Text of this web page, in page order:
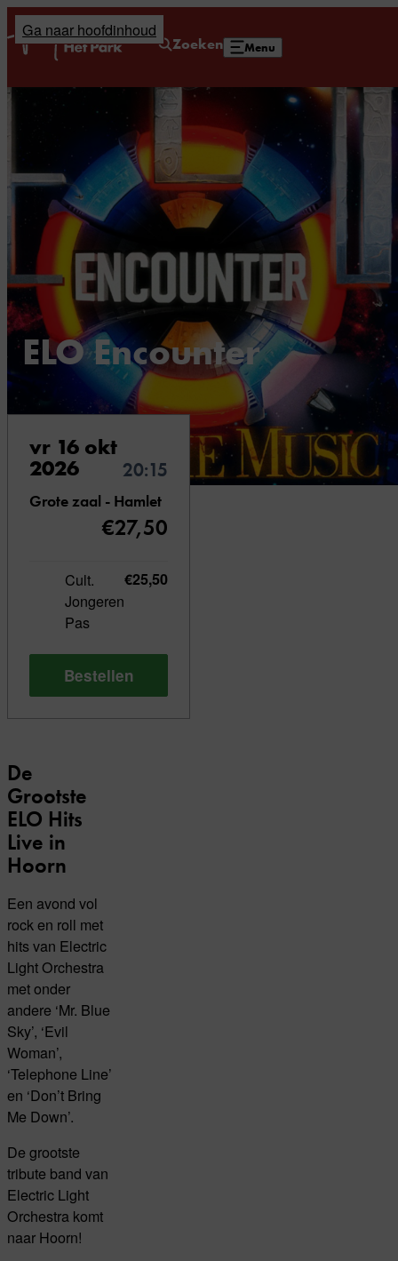
Ga naar hoofdinhoud
Zoeken Menu
Home
ELO Encounter
vr 16 okt
2026 20:15
Grote zaal - Hamlet
€27,50
Cult.
Jongeren
Pas
€25,50
Bestellen
De
Grootste
ELO Hits
Live in
Hoorn
Een avond vol
rock en roll met
hits van Electric
Light Orchestra
met onder
andere ‘Mr. Blue
Sky’, ‘Evil
Woman’,
‘Telephone Line’
en ‘Don’t Bring
Me Down’.
De grootste
tribute band van
Electric Light
Orchestra komt
naar Hoorn!